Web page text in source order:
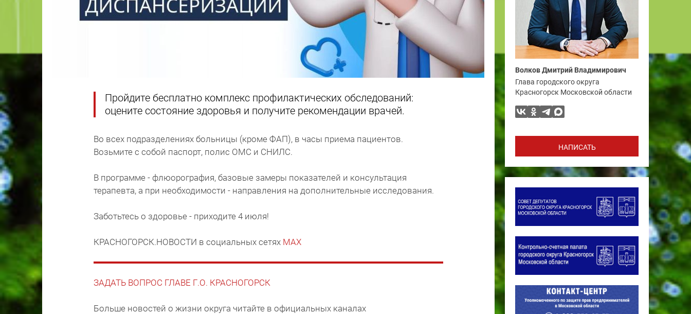
Пройдите бесплатно комплекс профилактических обследований:
оцените состояние здоровья и получите рекомендации врачей.
Во всех подразделениях больницы (кроме ФАП), в часы приема пациентов.
Возьмите с собой паспорт, полис ОМС и СНИЛС.
В программе - флюорография, базовые замеры показателей и консультация
терапевта, а при необходимости - направления на дополнительные исследования.
Заботьтесь о здоровье - приходите 4 июля!
КРАСНОГОРСК.НОВОСТИ в социальных сетях MAX
ЗАДАТЬ ВОПРОС ГЛАВЕ Г.О. КРАСНОГОРСК
Больше новостей о жизни округа читайте в официальных каналах
Волков Дмитрий Владимирович
Глава городского округа
Красногорск Московской области
НАПИСАТЬ